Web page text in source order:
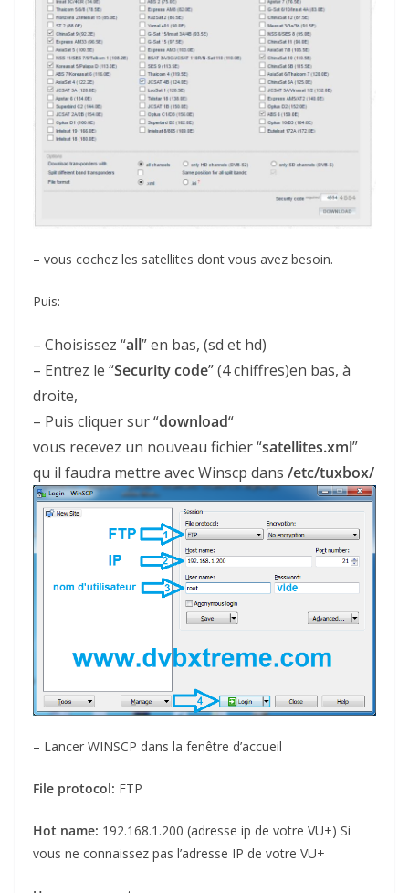
– vous cochez les satellites dont vous avez besoin.
Puis:
– Choisissez “all” en bas, (sd et hd)
– Entrez le “Security code” (4 chiffres)en bas, à
droite,
– Puis cliquer sur “download“
vous recevez un nouveau fichier “satellites.xml”
qu il faudra mettre avec Winscp dans /etc/tuxbox/
– Lancer WINSCP dans la fenêtre d’accueil
File protocol: FTP
Hot name: 192.168.1.200 (adresse ip de votre VU+) Si
vous ne connaissez pas l’adresse IP de votre VU+